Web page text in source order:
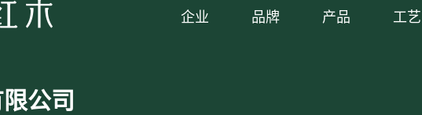
企业 品牌 产品 工艺
公司